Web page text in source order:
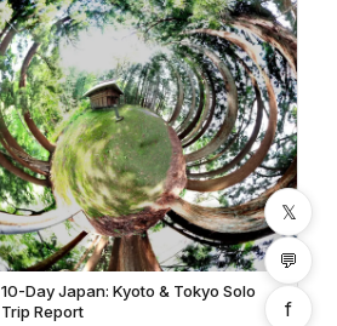
10-Day Japan: Kyoto & Tokyo Solo
Trip Report
𝕏
💬
f